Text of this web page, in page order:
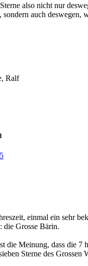
also nicht nur
auch deswegen,
Ralf
einmal ein sehr
die Grosse Bärin.
die Meinung, dass die 7
Sterne des Grossen